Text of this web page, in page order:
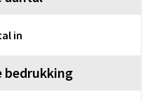
in
bedrukking